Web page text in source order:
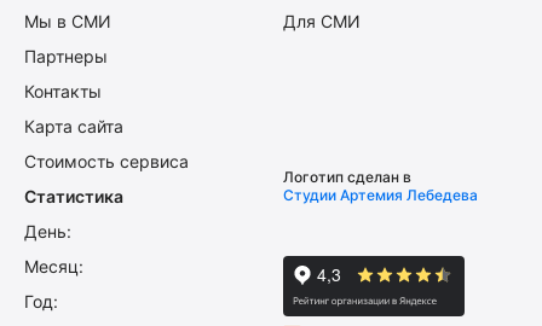
Мы в СМИ
Партнеры
Контакты
Карта сайта
Стоимость сервиса
Для СМИ
Статистика
День:
Месяц:
Год:
Логотип сделан в
Студии Артемия Лебедева